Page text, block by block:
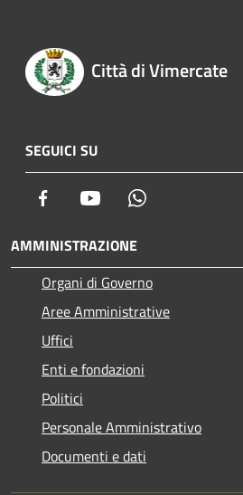
Città di Vimercate
SEGUICI SU
Facebook Youtube
AMMINISTRAZIONE
Organi di Governo
Aree Amministrative
Uffici
Enti e fondazioni
Politici
Personale Amministrativo
Documenti e dati